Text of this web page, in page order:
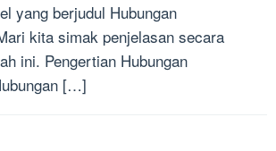
yang berjudul Hubungan
kita simak penjelasan secara
ini. Pengertian Hubungan
[…]